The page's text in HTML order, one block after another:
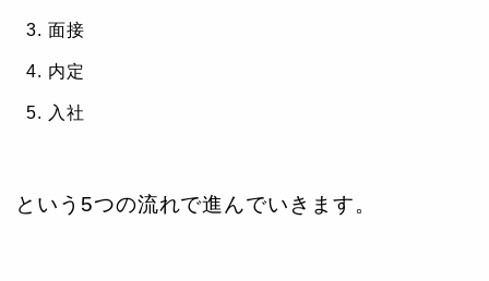
面接
内定
入社
という5つの流れで進んでいきます。